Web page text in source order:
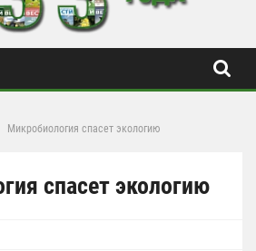
Микробиология спасет экологию
спасет экологию